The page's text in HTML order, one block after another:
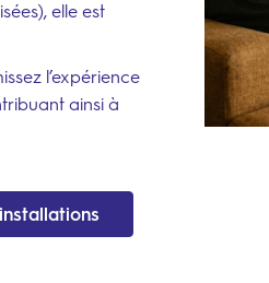
elle est
l’expérience
ainsi à